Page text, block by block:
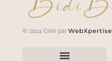
© 2024 Créé par WebXpertise